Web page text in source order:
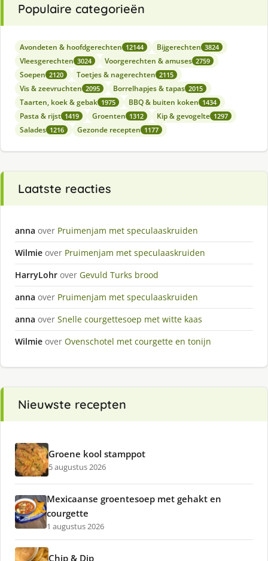
Populaire categorieën
Avondeten & hoofdgerechten 12144 Bijgerechten 3824
Vleesgerechten 3024 Voorgerechten & amuses 2759
Soepen 2120 Toetjes & nagerechten 2115
Vis & zeevruchten 2095 Borrelhapjes & tapas 2015
Taarten, koek & gebak 1975 BBQ & buiten koken 1434
Pasta & rijst 1419 Groenten 1312 Kip & gevogelte 1297
Salades 1216 Gezonde recepten 1177
Laatste reacties
anna over Pruimenjam met speculaaskruiden
Wilmie over Pruimenjam met speculaaskruiden
HarryLohr over Gevuld Turks brood
anna over Pruimenjam met speculaaskruiden
anna over Snelle courgettesoep met witte kaas
Wilmie over Ovenschotel met courgette en tonijn
Nieuwste recepten
Groene kool stamppot
5 augustus 2026
Mexicaanse groentesoep met gehakt en
courgette
1 augustus 2026
Chip & Dip